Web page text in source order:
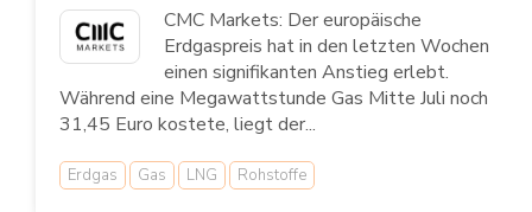
CMC Markets: Der europäische
Erdgaspreis hat in den letzten Wochen
einen signifikanten Anstieg erlebt.
Während eine Megawattstunde Gas Mitte Juli noch
31,45 Euro kostete, liegt der...
Erdgas Gas LNG Rohstoffe